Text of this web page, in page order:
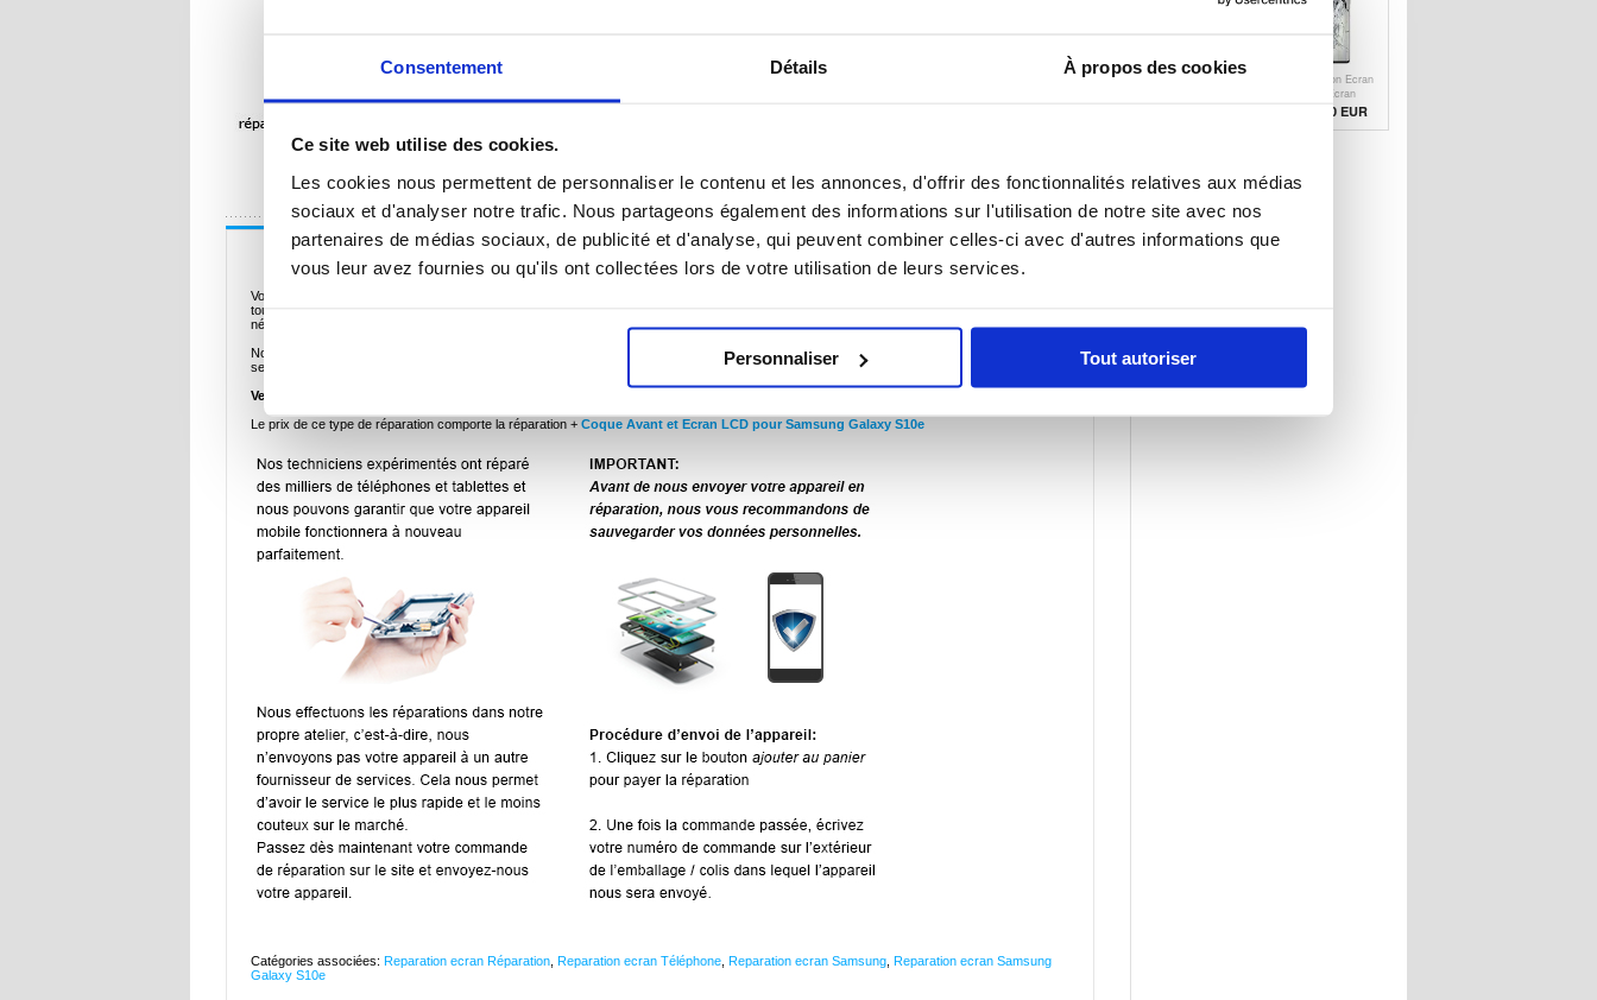
Consentement Détails À propos des cookies
Ce site web utilise des cookies.
Les cookies nous permettent de personnaliser le contenu et les annonces, d'offrir des fonctionnalités relatives aux médias
sociaux et d'analyser notre trafic. Nous partageons également des informations sur l'utilisation de notre site avec nos
partenaires de médias sociaux, de publicité et d'analyse, qui peuvent combiner celles-ci avec d'autres informations que
vous leur avez fournies ou qu'ils ont collectées lors de votre utilisation de leurs services.
Personnaliser Tout autoriser
Description
Votre
toucher ou il est gravement endommagé et l'écran LCD affiche des images inhabituelles ou rien du tout, ceci signifie que votre appareil
nécessite la réparation écran LCD et écran tactile.
Nous comprenons très bien le désagrément qu'un écran défectueux peut causer et c'est pour cette raison que nous vous offrons nos
services de réparation sécurisés et au prix compétitif.
Veuillez noter que nous ne pouvons pas vous garantir l'étanchéité de votre appareil une fois la réparation effectuée
Le prix de ce type de réparation comporte la réparation + Coque Avant et Ecran LCD pour Samsung Galaxy S10e
Catégories associées: Reparation ecran Réparation Reparation ecran Téléphone Reparation ecran Samsung Reparation ecran Samsung
Galaxy S10e
Réparation Ecran
Réparation Ecran
LCD et Ecran
Tactile Samsung
Galaxy S10+ -
244,40EUR